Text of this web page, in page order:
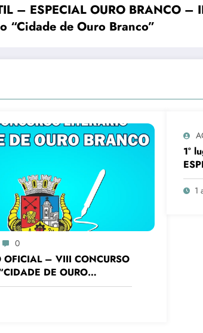
– ESPECIAL OURO BRANCO
de Ouro Branco”
0
OFICIAL – VIII CONCURSO
DE OURO
1°
1